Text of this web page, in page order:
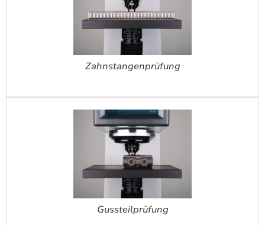
Zahnstangenprüfung
Gussteilprüfung